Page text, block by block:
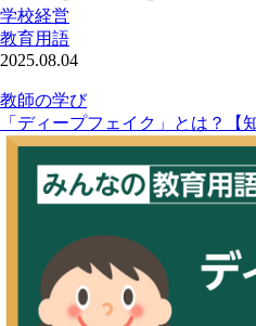
学校経営
教育用語
2025.08.04
教師の学び
「ディープフェイク」とは？【